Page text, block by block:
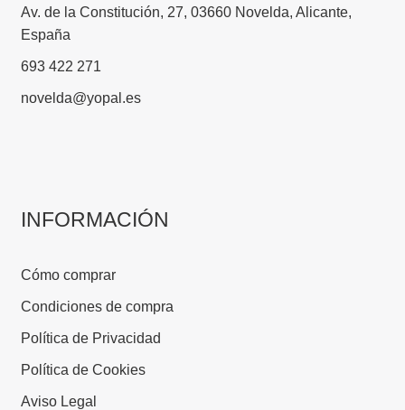
Av. de la Constitución, 27, 03660 Novelda, Alicante,
España
693 422 271
novelda@yopal.es
INFORMACIÓN
Cómo comprar
Condiciones de compra
Política de Privacidad
Política de Cookies
Aviso Legal